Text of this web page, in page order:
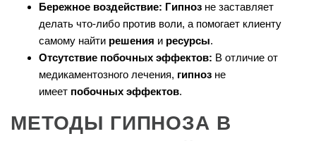
Бережное воздействие: Гипноз не заставляет
делать что-либо против воли, а помогает клиенту
самому найти решения и ресурсы.
Отсутствие побочных эффектов: В отличие от
медикаментозного лечения, гипноз не
имеет побочных эффектов.
МЕТОДЫ ГИПНОЗА В